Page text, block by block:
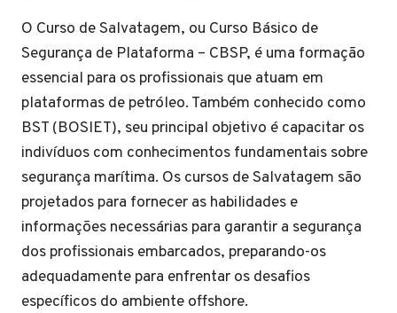
O Curso de Salvatagem, ou Curso Básico de
Segurança de Plataforma – CBSP, é uma formação
essencial para os profissionais que atuam em
plataformas de petróleo. Também conhecido como
BST (BOSIET), seu principal objetivo é capacitar os
indivíduos com conhecimentos fundamentais sobre
segurança marítima. Os cursos de Salvatagem são
projetados para fornecer as habilidades e
informações necessárias para garantir a segurança
dos profissionais embarcados, preparando-os
adequadamente para enfrentar os desafios
específicos do ambiente offshore.